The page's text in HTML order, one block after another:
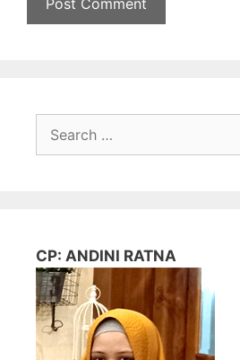
CP: ANDINI RATNA